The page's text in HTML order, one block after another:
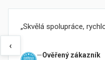
‹
Skvělá spolupráce,
Ověřený zákazník